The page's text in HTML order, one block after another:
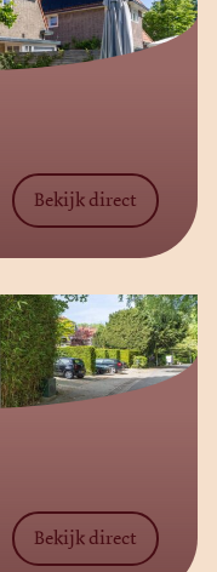
Bekijk direct
Bekijk direct